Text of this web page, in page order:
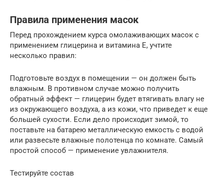
Правила применения масок
Перед прохождением курса омолаживающих масок с
применением глицерина и витамина Е, учтите
несколько правил:
Подготовьте воздух в помещении — он должен быть
влажным. В противном случае можно получить
обратный эффект — глицерин будет втягивать влагу не
из окружающего воздуха, а из кожи, что приведет к еще
большей сухости. Если дело происходит зимой, то
поставьте на батарею металлическую емкость с водой
или развесьте влажные полотенца по комнате. Самый
простой способ — применение увлажнителя.
Тестируйте состав